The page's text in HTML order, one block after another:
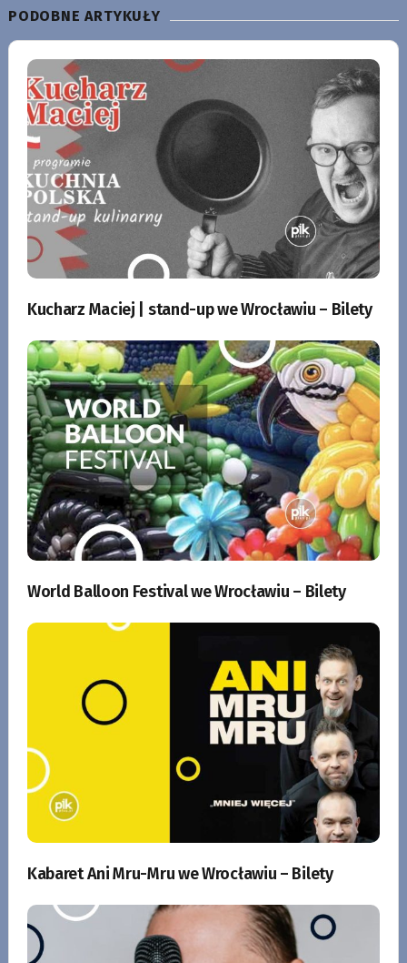
PODOBNE ARTYKUŁY
Kucharz Maciej | stand-up we Wrocławiu – Bilety
World Balloon Festival we Wrocławiu – Bilety
Kabaret Ani Mru-Mru we Wrocławiu – Bilety